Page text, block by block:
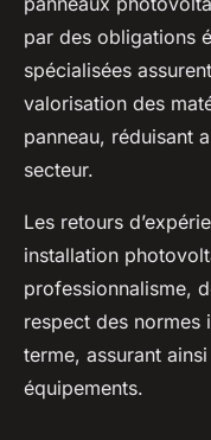
par des obligations
spécialisées
valorisation des
panneau, réduisant
secteur.
Les retours
installation
professionnalisme,
respect des normes
terme, assurant
équipements.